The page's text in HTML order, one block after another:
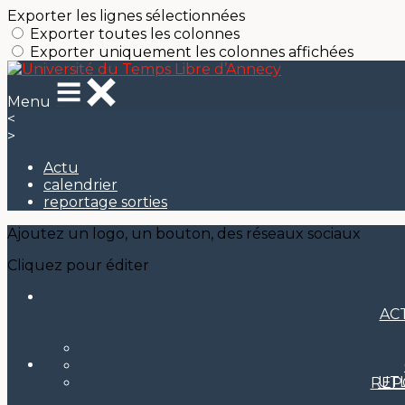
Exporter les lignes sélectionnées
Exporter toutes les colonnes
Exporter uniquement les colonnes affichées
Menu
<
>
Actu
calendrier
reportage sorties
Ajoutez un logo, un bouton, des réseaux sociaux
Cliquez pour éditer